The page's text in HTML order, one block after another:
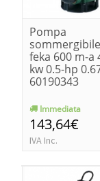
Pompa
feka 600 m-a
kw 0.5-hp
60190343
Immediata
143,64€
IVA Inc.